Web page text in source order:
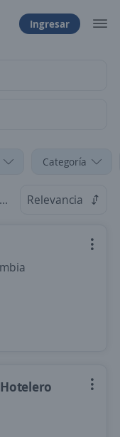
Ingresar
Categoría
Relevancia